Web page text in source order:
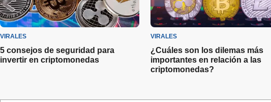
VIRALES
5 consejos de seguridad para
invertir en criptomonedas
VIRALES
¿Cuáles son los dilemas más
importantes en relación a las
criptomonedas?